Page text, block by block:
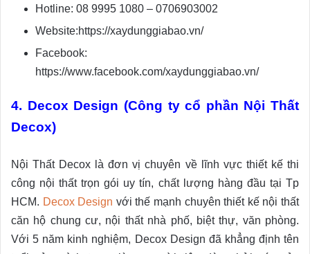
Hotline: 08 9995 1080 – 0706903002
Website:https://xaydunggiabao.vn/
Facebook:
https://www.facebook.com/xaydunggiabao.vn/
4. Decox Design (Công ty cổ phần Nội Thất
Decox)
Nội Thất Decox là đơn vị chuyên về lĩnh vực thiết kế thi
công nội thất trọn gói uy tín, chất lượng hàng đầu tại Tp
HCM. Decox Design với thế mạnh chuyên thiết kế nội thất
căn hộ chung cư, nội thất nhà phố, biệt thự, văn phòng.
Với 5 năm kinh nghiệm, Decox Design đã khẳng định tên